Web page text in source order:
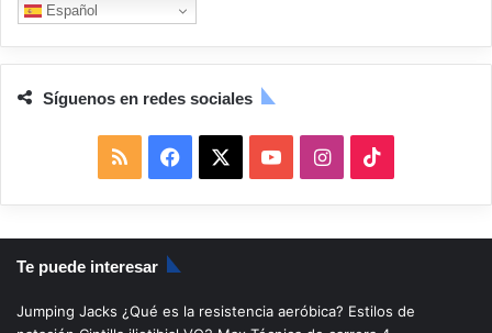
Español
Síguenos en redes sociales
S
S
a
c
o
u
I
n
s
i
k
Te puede interesar
Jumping Jacks ¿Qué es la resistencia aeróbica? Estilos de